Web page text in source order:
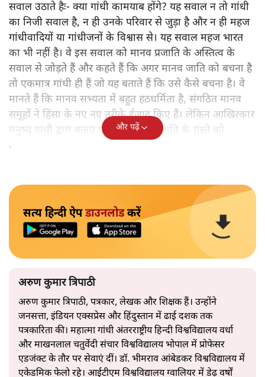
सवाल उठाते हैः- क्या गांधी कामयाब होंगे? यह सवाल न तो गांधी
का निजी सवाल है, न ही उनके परिवार से जुड़ा है और न ही महज
गांधीवादियों या गांधीजनों के विश्वास से। यह सवाल महज भारत
का भी नहीं है। वे इस सवाल को मानव प्रजाति के अस्तित्व के
सवाल से जोड़ते हैं और कहते हैं कि अगर मानव जाति को बचना है
तो एकमात्र गांधी ही हैं जो यह बताते हैं कि उसे कैसे बचना है। वे
मानते हैं कि मानव सभ्यता में बहुत हठधर्मिता है, संगठित मानव
समूहों ने हिंसा के नए नए तरीके ईजाद किए हैं। लेकिन आखिरकार
मनुष्य गांधी द्वारा बताए गए अहिंसा और शांति के रास्ते को
अपनाएगा।
और पढ़ें
सत्य हिन्दी ऐपडाउनलोडकरें
अरुण कुमार त्रिपाठी
अरुण कुमार त्रिपाठी, पत्रकार, लेखक और शिक्षक हैं। उन्होंने
जनसत्ता, इंडियन एक्सप्रेस और हिंदुस्तान में ढाई दशक तक
पत्रकारिता की। महात्मा गांधी अंतरराष्ट्रीय हिन्दी विश्वविद्यालय वर्धा
और माखनलाल चतुर्वेदी संचार विश्वविद्यालय भोपाल में प्रोफेसर
एडजंक्ट के तौर पर सेवाएं दीं। डॉ. भीमराव आंबेडकर विश्वविद्यालय में
एकेडमिक फेलो रहे। आईटीएम विश्वविद्यालय ग्वालियर में डेढ़ वर्षों